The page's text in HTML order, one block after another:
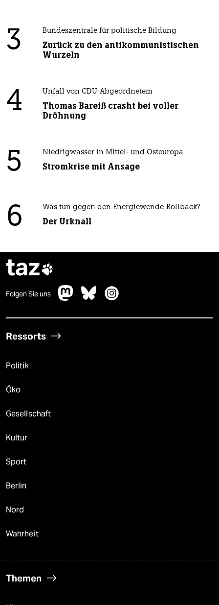
3 Bundeszentrale für politische Bildung
Zurück zu den antikommunistischen
Wurzeln
4 Unfall von CDU-Abgeordnetem
Thomas Bareiß crasht bei voller
Dröhnung
5 Niedrigwasser in Mittel- und Osteuropa
Stromkrise mit Ansage
6 Was tun gegen den Energiewende-Rollback?
Der Urknall
taz
Folgen Sie uns
Ressorts
Politik
Öko
Gesellschaft
Kultur
Sport
Berlin
Nord
Wahrheit
Themen